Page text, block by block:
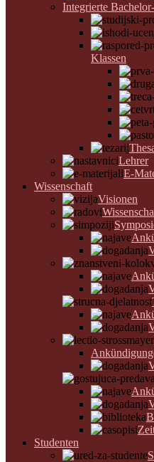
Integrierte
Klassen
Lehrer
E-
Wissenschaft
Visionen
Studenten